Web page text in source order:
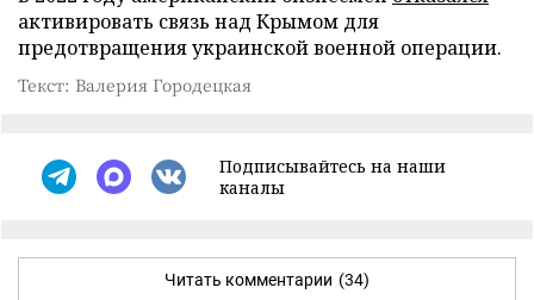
активировать связь над Крымом для
предотвращения украинской военной операции.
Текст: Валерия Городецкая
Подписывайтесь на наши
каналы
Читать комментарии (34)